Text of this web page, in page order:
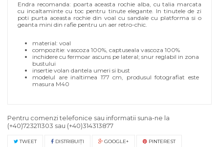
Endra recomanda: poarta aceasta rochie alba, cu talia marcata
cu incaltaminte cu toc pentru tinute elegante. In tinutele de zi
poti purta aceasta rochie din voal cu sandale cu platforma si o
geanta mini din rafie pentru un aer retro-chic.
material: voal
compozitie: vascoza 100%, captuseala vascoza 100%
inchidere cu fermoar ascuns pe lateral; snur reglabil in zona
bustului
insertie volan dantela umeri si bust
modelul are inaltimea 177 cm, produsul fotografiat este
masura M40
Pentru comenzi telefonice sau informatii suna-ne la
(+40)723211303 sau (+40)314313877
TWEET DISTRIBUIŢI GOOGLE+ PINTEREST